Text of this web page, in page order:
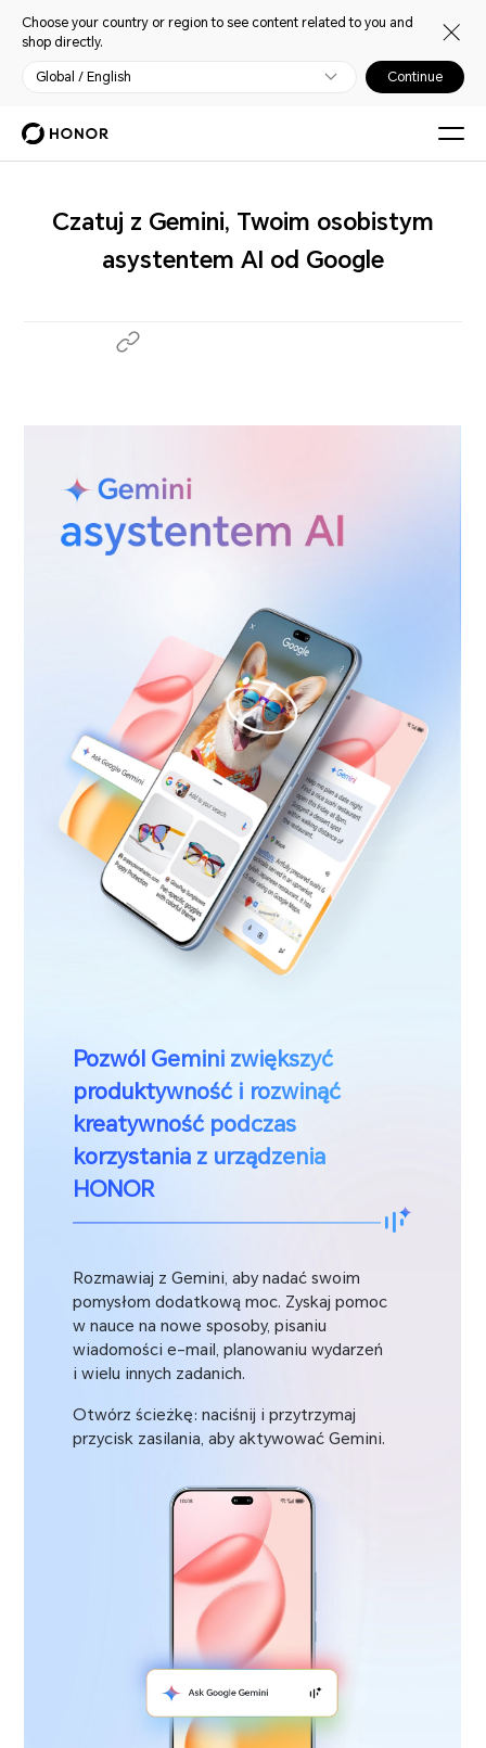
Choose your country or region to see content related to you and
shop directly.
Global / English Continue
Czatuj z Gemini, Twoim osobistym
asystentem AI od Google